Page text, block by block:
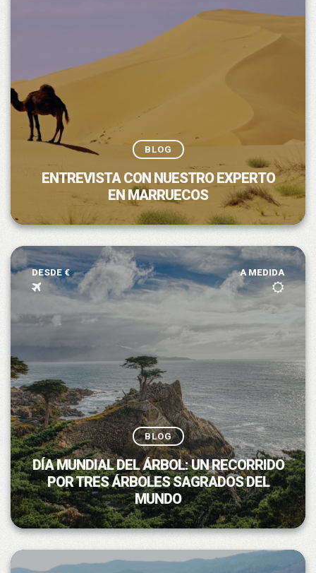
BLOG
ENTREVISTA CON NUESTRO EXPERTO
EN MARRUECOS
DESDE € A MEDIDA
BLOG
DÍA MUNDIAL DEL ÁRBOL: UN RECORRIDO
POR TRES ÁRBOLES SAGRADOS DEL
MUNDO